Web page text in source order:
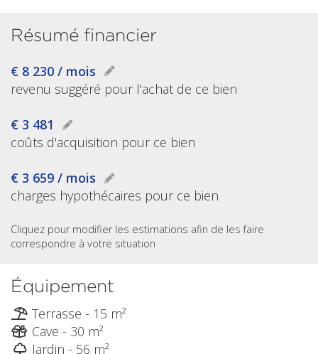
Résumé financier
€ 8 230 / mois
revenu suggéré pour l'achat de ce bien
€ 3 481
coûts d'acquisition pour ce bien
€ 3 659 / mois
charges hypothécaires pour ce bien
Cliquez pour modifier les estimations afin de les faire
correspondre à votre situation
Équipement
Terrasse - 15 m²
Cave - 30 m²
Jardin - 56 m²